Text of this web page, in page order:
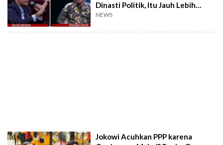
Dinasti Politik, Itu Jauh Lebih
Memalukan!
NEWS
Jokowi Acuhkan PPP karena